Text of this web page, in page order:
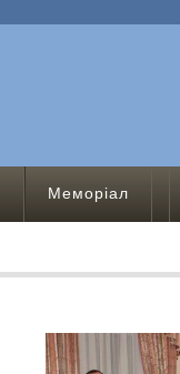
Меморіал